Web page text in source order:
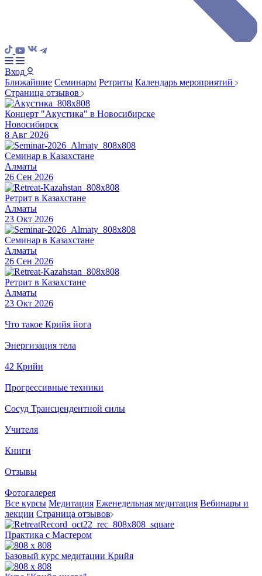
Вход
Ближайшие Семинары Ретриты Календарь мероприятий
Страница отзывов
Концерт "Акустика" в Новосибирске
Новосибирск
8 Авг 2026
Семинар в Казахстане
Алматы
26 Сен 2026
Ретрит в Казахстане
Алматы
23 Окт 2026
Семинар в Казахстане
Алматы
26 Сен 2026
Ретрит в Казахстане
Алматы
23 Окт 2026
Что такое Крийя йога
Энергизация тела
42 Крийи
Прогрессивные техники
Сосуд Трансцендентной силы
Учителя
Книги
Отзывы
Фотогалерея
Все курсы Медитация Еженедельная медитация Вебинары и
лекции Страница отзывов
Практика с Мастером
Базовый курс медитации Крийя